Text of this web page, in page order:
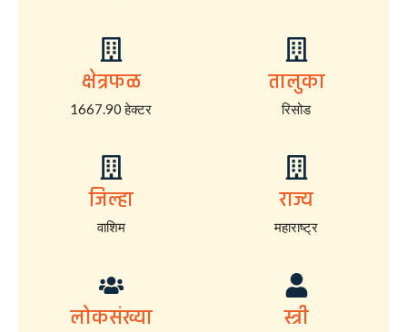
क्षेत्रफळ
1667.90 हेक्टर
तालुका
रिसोड
जिल्हा
वाशिम
राज्य
महाराष्ट्र
लोकसंख्या स्त्री